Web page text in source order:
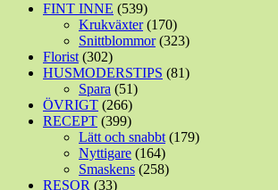
FINT INNE (539)
Krukväxter(170)
Snittblommor(323)
Florist (302)
HUSMODERSTIPS (81)
Spara (51)
ÖVRIGT (266)
RECEPT (399)
Lätt och snabbt (179)
Nyttigare (164)
Smaskens (258)
RESOR (33)